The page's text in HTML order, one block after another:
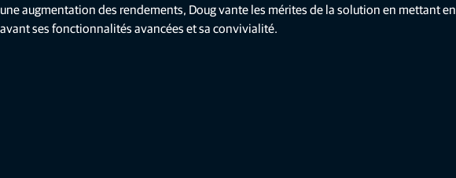
une augmentation des rendements, Doug vante les mérites de la solution en mettant en
avant ses fonctionnalités avancées et sa convivialité.